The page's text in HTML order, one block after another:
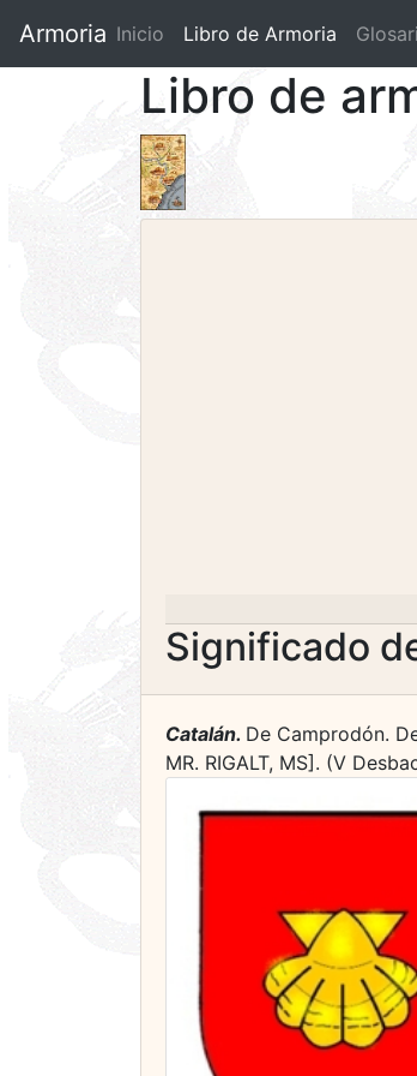
Armoria Inicio Libro de Armoria (current)
Libro de
Significado
Catalán. De Camprodón.
MR. RIGALT, MS]. (V